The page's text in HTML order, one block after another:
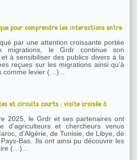
pour comprendre les interactions entre
par une attention croissante portée
migrations, le Grdr continue son
à sensibiliser des publics divers à la
reçues sur les migrations ainsi qu’à
comme levier (…)...
et circuits courts : visite croisée à
2025, le Grdr et ses partenaires ont
d’agriculteurs et chercheurs venus
d’Algérie, de Tunisie, de Libye, de
Bas. Ils ont ainsi pu découvrir les
(…)...